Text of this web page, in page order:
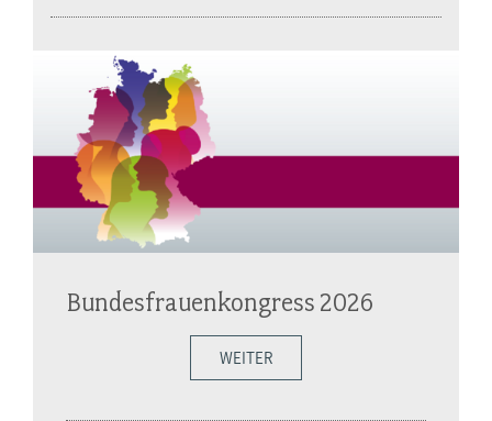
Bundesfrauenkongress 2026
WEITER